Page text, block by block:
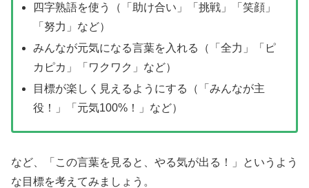
四字熟語を使う（「助け合い」「挑戦」「笑顔」
「努力」など）
みんなが元気になる言葉を入れる（「全力」「ピ
カピカ」「ワクワク」など）
目標が楽しく見えるようにする（「みんなが主
役！」「元気100%！」など）
など、「この言葉を見ると、やる気が出る！」というよう
な目標を考えてみましょう。